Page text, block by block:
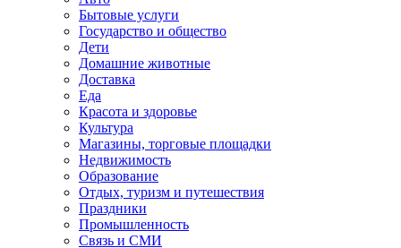
Бытовые услуги
Государство и общество
Дети
Домашние животные
Доставка
Еда
Красота и здоровье
Культура
Магазины, торговые площадки
Недвижимость
Образование
Отдых, туризм и путешествия
Праздники
Промышленность
Связь и СМИ